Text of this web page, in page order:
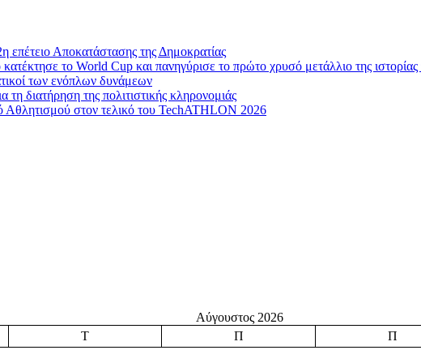
Αποκατάστασης της Δημοκρατίας
το World Cup και πανηγύρισε το πρώτο χρυσό μετάλλιο της ιστορίας
των ενόπλων δυνάμεων
διατήρηση της πολιτιστικής κληρονομιάς
στον τελικό του TechATHLON 2026
Αύγουστος 2026
Τ Π Π